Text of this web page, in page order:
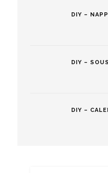
DIY –
DIY –
DIY –